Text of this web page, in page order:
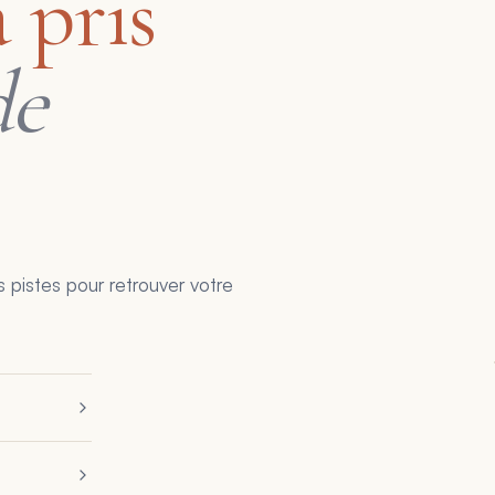
pistes pour retrouver votre